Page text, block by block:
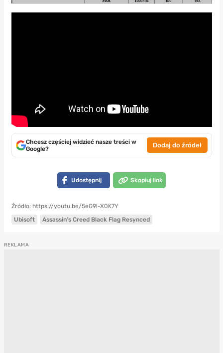
Chcesz częściej widzieć nasze treści w
Google?
Dodaj do źródeł
Udostępnij Skopiuj link
Źródło: https://youtu.be/5eG9l-X0K7Y
Ubisoft
Assassin’s Creed Black Flag Resynced